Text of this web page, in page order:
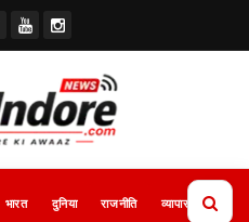
भारत दुनिया राजनीति व्यापार खेल